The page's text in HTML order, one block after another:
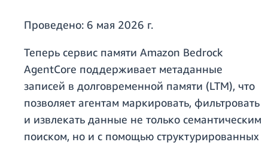
Проведено: 6 мая 2026 г.
Теперь сервис памяти Amazon Bedrock
AgentCore поддерживает метаданные
записей в долговременной памяти (LTM), что
позволяет агентам маркировать, фильтровать
и извлекать данные не только семантическим
поиском, но и с помощью структурированных